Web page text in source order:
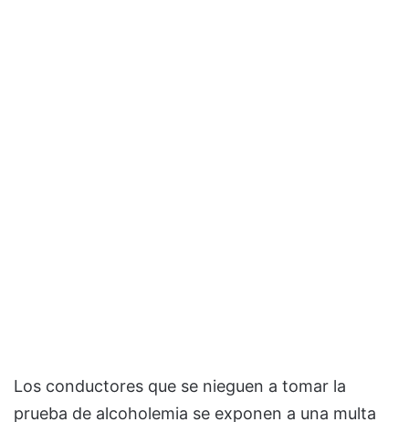
Los conductores que se nieguen a tomar la
prueba de alcoholemia se exponen a una multa